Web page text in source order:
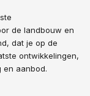
de landbouw en
dat je op de
ontwikkelingen,
en aanbod.